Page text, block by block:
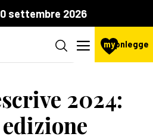
settembre 2026
mypnlegge
2024:
edizione